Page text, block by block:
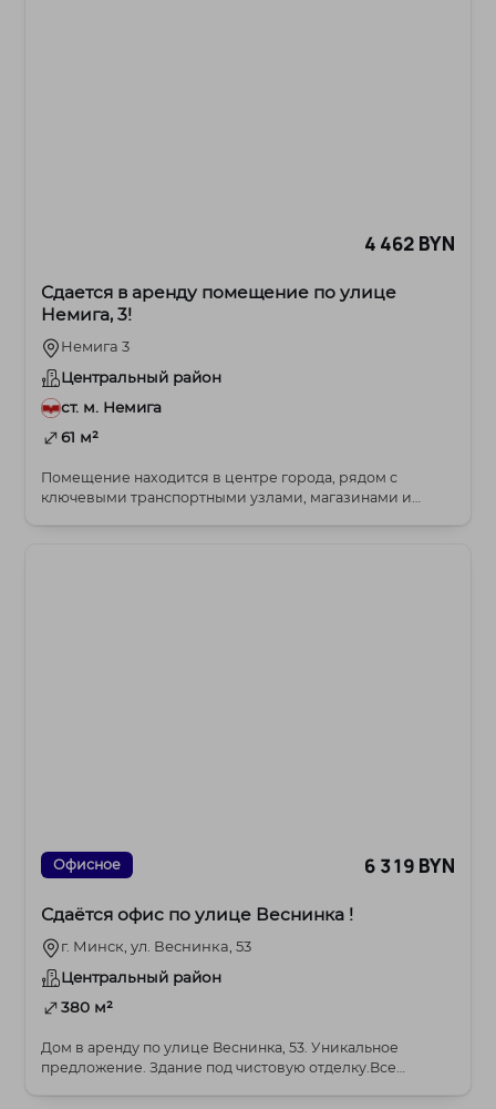
4 462 BYN
Сдается в аренду помещение по улице
Немига, 3!
Немига 3
Центральный район
ст. м. Немига
61 м²
Помещение находится в центре города, рядом с
ключевыми транспортными узлами, магазинами и
Офисное 6 319 BYN
Сдаётся офис по улице Веснинка !
г. Минск, ул. Веснинка, 53
Центральный район
380 м²
Дом в аренду по улице Веснинка, 53. Уникальное
предложение. Здание под чистовую отделку.Все